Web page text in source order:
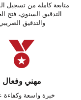
متابعة كاملة من تسجيل
التدقيق السنوي، فتح
والتدقيق
مهني وفعال
خبرة واسعة وكفاءة